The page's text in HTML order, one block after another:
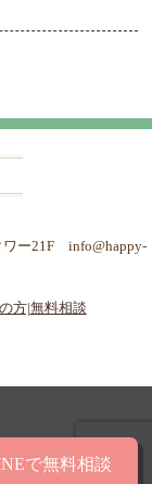
ワー21F info@happy-
方|無料相談
で無料相談